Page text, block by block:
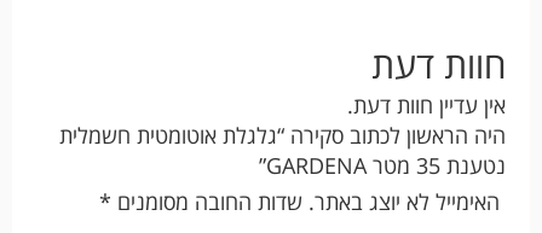
חוות דעת
אין עדיין חוות דעת.
היה הראשון לכתוב סקירה “גלגלת אוטומטית חשמלית
נטענת 35 מטר GARDENA”
האימייל לא יוצג באתר. שדות החובה מסומנים *